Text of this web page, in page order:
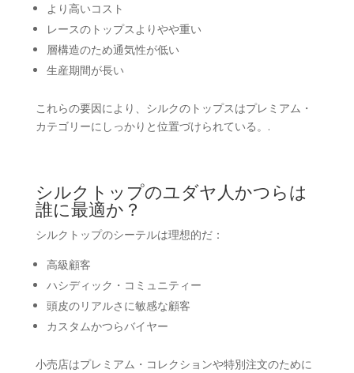
より高いコスト
レースのトップスよりやや重い
層構造のため通気性が低い
生産期間が長い
これらの要因により、シルクのトップスはプレミアム・
カテゴリーにしっかりと位置づけられている。.
シルクトップのユダヤ人かつらは
誰に最適か？
シルクトップのシーテルは理想的だ：
高級顧客
ハシディック・コミュニティー
頭皮のリアルさに敏感な顧客
カスタムかつらバイヤー
小売店はプレミアム・コレクションや特別注文のために